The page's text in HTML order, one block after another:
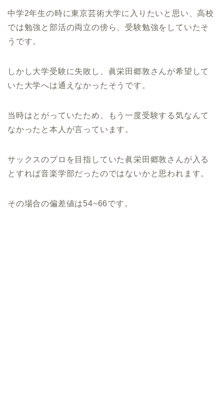
中学2年生の時に東京芸術大学に入りたいと思い、高校
では勉強と部活の両立の傍ら、受験勉強をしていたそ
うです。
しかし大学受験に失敗し、眞栄田郷敦さんが希望して
いた大学へは通えなかったそうです。
当時はとがっていたため、もう一度受験する気なんて
なかったと本人が言っています。
サックスのプロを目指していた眞栄田郷敦さんが入る
とすれば音楽学部だったのではないかと思われます。
その場合の偏差値は54~66です。